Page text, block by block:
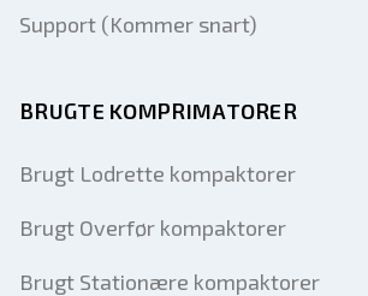
Support (Kommer snart)
BRUGTE KOMPRIMATORER
Brugt Lodrette kompaktorer
Brugt Overfør kompaktorer
Brugt Stationære kompaktorer